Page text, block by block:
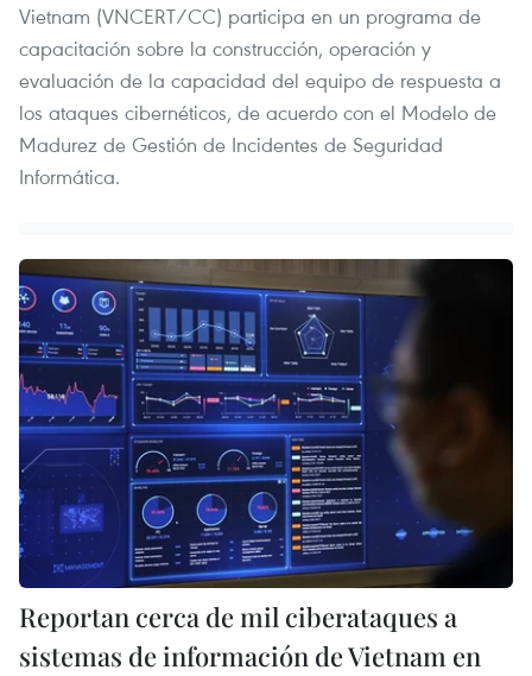
Vietnam (VNCERT/CC) participa en un programa de
capacitación sobre la construcción, operación y
evaluación de la capacidad del equipo de respuesta a
los ataques cibernéticos, de acuerdo con el Modelo de
Madurez de Gestión de Incidentes de Seguridad
Informática.
Reportan cerca de mil ciberataques a
sistemas de información de Vietnam en